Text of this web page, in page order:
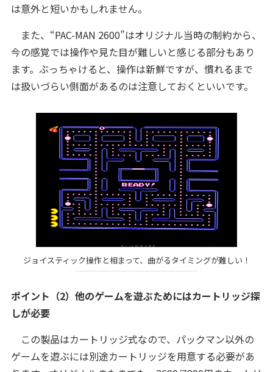
は意外と短いかもしれません。
また、“PAC-MAN 2600”はオリジナル当時の制約から、
今の感覚では操作や見た目が難しいと感じる部分もあり
ます。ぶっちゃけると、操作は新鮮ですが、慣れるまで
は扱いづらい側面があるのは注意しておくといいです。
ジョイスティック操作と相まって、曲がるタイミングが難しい！
ポイント（2）他のゲームを遊ぶためにはカートリッジ探
しが必要
この製品はカートリッジ式なので、パックマン以外の
ゲームを遊ぶには別途カートリッジを用意する必要があ